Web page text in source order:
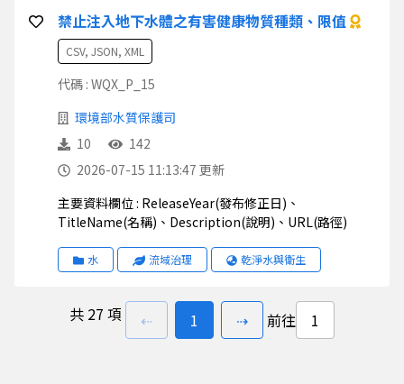
禁止注入地下水體之有害健康物質種類、限值
CSV, JSON, XML
代碼 : WQX_P_15
環境部水質保護司
10
142
2026-07-15 11:13:47 更新
主要資料欄位 : ReleaseYear(發布修正日)、
TitleName(名稱)、Description(說明)、URL(路徑)
水 流域治理 乾淨水與衛生
共 27 項 ⇠上一頁前往
1 ⇢下一頁
前往